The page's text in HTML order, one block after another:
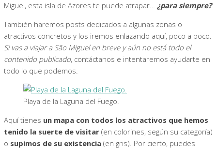
Miguel, esta isla de Azores te puede atrapar… ¿para siempre?
También haremos posts dedicados a algunas zonas o
atractivos concretos y los iremos enlazando aquí, poco a poco.
Si vas a viajar a São Miguel en breve y aún no está todo el
contenido publicado, contáctanos e intentaremos ayudarte en
todo lo que podemos.
Playa de la Laguna del Fuego.
Aquí tienes un mapa con todos los atractivos que hemos
tenido la suerte de visitar (en colorines, según su categoría)
o supimos de su existencia (en gris). Por cierto, puedes